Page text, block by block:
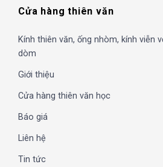
Cửa hàng thiên văn
Kính thiên văn, ống nhòm, kính viễn
dòm
Giới thiệu
Cửa hàng thiên văn học
Báo giá
Liên hệ
Tin tức